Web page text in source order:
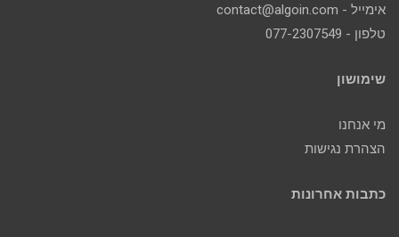
אימייל - contact@algoin.com
טלפון - 077-2307549
שימושון
מי אנחנו
הצהרת נגישות
כתבות אחרונות